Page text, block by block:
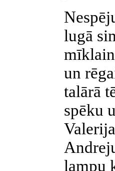
lugā
un
talārā
spēku
lampu